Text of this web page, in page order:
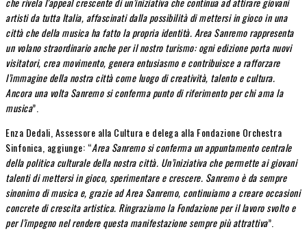
artisti da tutta Italia, affascinati dalla possibilità di mettersi in gioco in una
città che della musica ha fatto la propria identità. Area Sanremo rappresenta
un volano straordinario anche per il nostro turismo: ogni edizione porta nuovi
visitatori, crea movimento, genera entusiasmo e contribuisce a rafforzare
l’immagine della nostra città come luogo di creatività, talento e cultura.
Ancora una volta Sanremo si conferma punto di riferimento per chi ama la
musica”.
Enza Dedali, Assessore alla Cultura e delega alla Fondazione Orchestra
Sinfonica, aggiunge: “Area Sanremo si conferma un appuntamento centrale
della politica culturale della nostra città. Un’iniziativa che permette ai giovani
talenti di mettersi in gioco, sperimentare e crescere. Sanremo è da sempre
sinonimo di musica e, grazie ad Area Sanremo, continuiamo a creare occasioni
concrete di crescita artistica. Ringraziamo la Fondazione per il lavoro svolto e
per l’impegno nel rendere questa manifestazione sempre più attrattiva”.